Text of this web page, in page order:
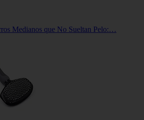
Medianos que No Sueltan Pelo:…